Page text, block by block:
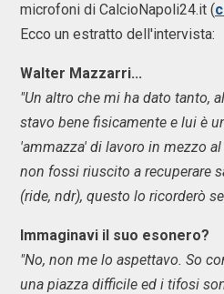
microfoni di CalcioNapoli24.it (
Ecco un estratto dell'intervista:
Walter Mazzarri...
"Un altro che mi ha dato tanto,
stavo bene fisicamente e lui è
'ammazza' di lavoro in mezzo
non fossi riuscito a recuperare
(ride, ndr), questo lo ricorderò
Immaginavi il suo esonero?
"No, non me lo aspettavo. So
una piazza difficile ed i tifosi